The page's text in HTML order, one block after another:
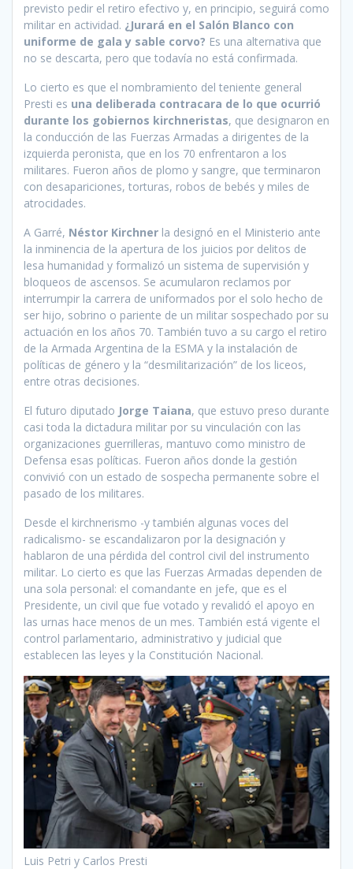
previsto pedir el retiro efectivo y, en principio, seguirá como
militar en actividad. ¿Jurará en el Salón Blanco con
uniforme de gala y sable corvo? Es una alternativa que
no se descarta, pero que todavía no está confirmada.
Lo cierto es que el nombramiento del teniente general
Presti es una deliberada contracara de lo que ocurrió
durante los gobiernos kirchneristas, que designaron en
la conducción de las Fuerzas Armadas a dirigentes de la
izquierda peronista, que en los 70 enfrentaron a los
militares. Fueron años de plomo y sangre, que terminaron
con desapariciones, torturas, robos de bebés y miles de
atrocidades.
A Garré, Néstor Kirchner la designó en el Ministerio ante
la inminencia de la apertura de los juicios por delitos de
lesa humanidad y formalizó un sistema de supervisión y
bloqueos de ascensos. Se acumularon reclamos por
interrumpir la carrera de uniformados por el solo hecho de
ser hijo, sobrino o pariente de un militar sospechado por su
actuación en los años 70. También tuvo a su cargo el retiro
de la Armada Argentina de la ESMA y la instalación de
políticas de género y la “desmilitarización” de los liceos,
entre otras decisiones.
El futuro diputado Jorge Taiana, que estuvo preso durante
casi toda la dictadura militar por su vinculación con las
organizaciones guerrilleras, mantuvo como ministro de
Defensa esas políticas. Fueron años donde la gestión
convivió con un estado de sospecha permanente sobre el
pasado de los militares.
Desde el kirchnerismo -y también algunas voces del
radicalismo- se escandalizaron por la designación y
hablaron de una pérdida del control civil del instrumento
militar. Lo cierto es que las Fuerzas Armadas dependen de
una sola personal: el comandante en jefe, que es el
Presidente, un civil que fue votado y revalidó el apoyo en
las urnas hace menos de un mes. También está vigente el
control parlamentario, administrativo y judicial que
establecen las leyes y la Constitución Nacional.
Luis Petri y Carlos Presti